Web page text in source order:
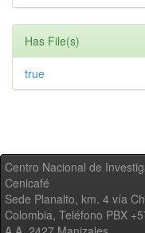
Has File(s)
true
Centro Nacional de
Cenicafé
Sede Planalto, km. 4 vía
Colombia, Teléfono PBX